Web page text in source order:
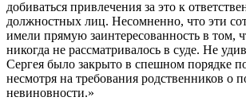
добиваться привлечения за это к
должностных лиц. Несомненно, что эти
имели прямую заинтересованность в том,
никогда не рассматривалось в суде. Не
Сергея было закрыто в спешном порядке
несмотря на требования родственников о
невиновности.»